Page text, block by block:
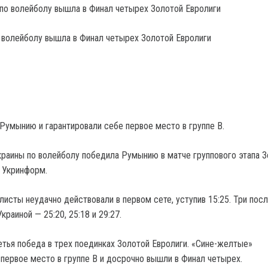
вышла в Финал четырех Золотой Евролиги
и гарантировали себе первое место в группе B.
по волейболу победила Румынию в матче группового этапа
неудачно действовали в первом сете, уступив 15:25. Три
— 25:20, 25:18 и 29:27.
победа в трех поединках Золотой Евролиги. «Сине-желтые»
место в группе B и досрочно вышли в Финал четырех.